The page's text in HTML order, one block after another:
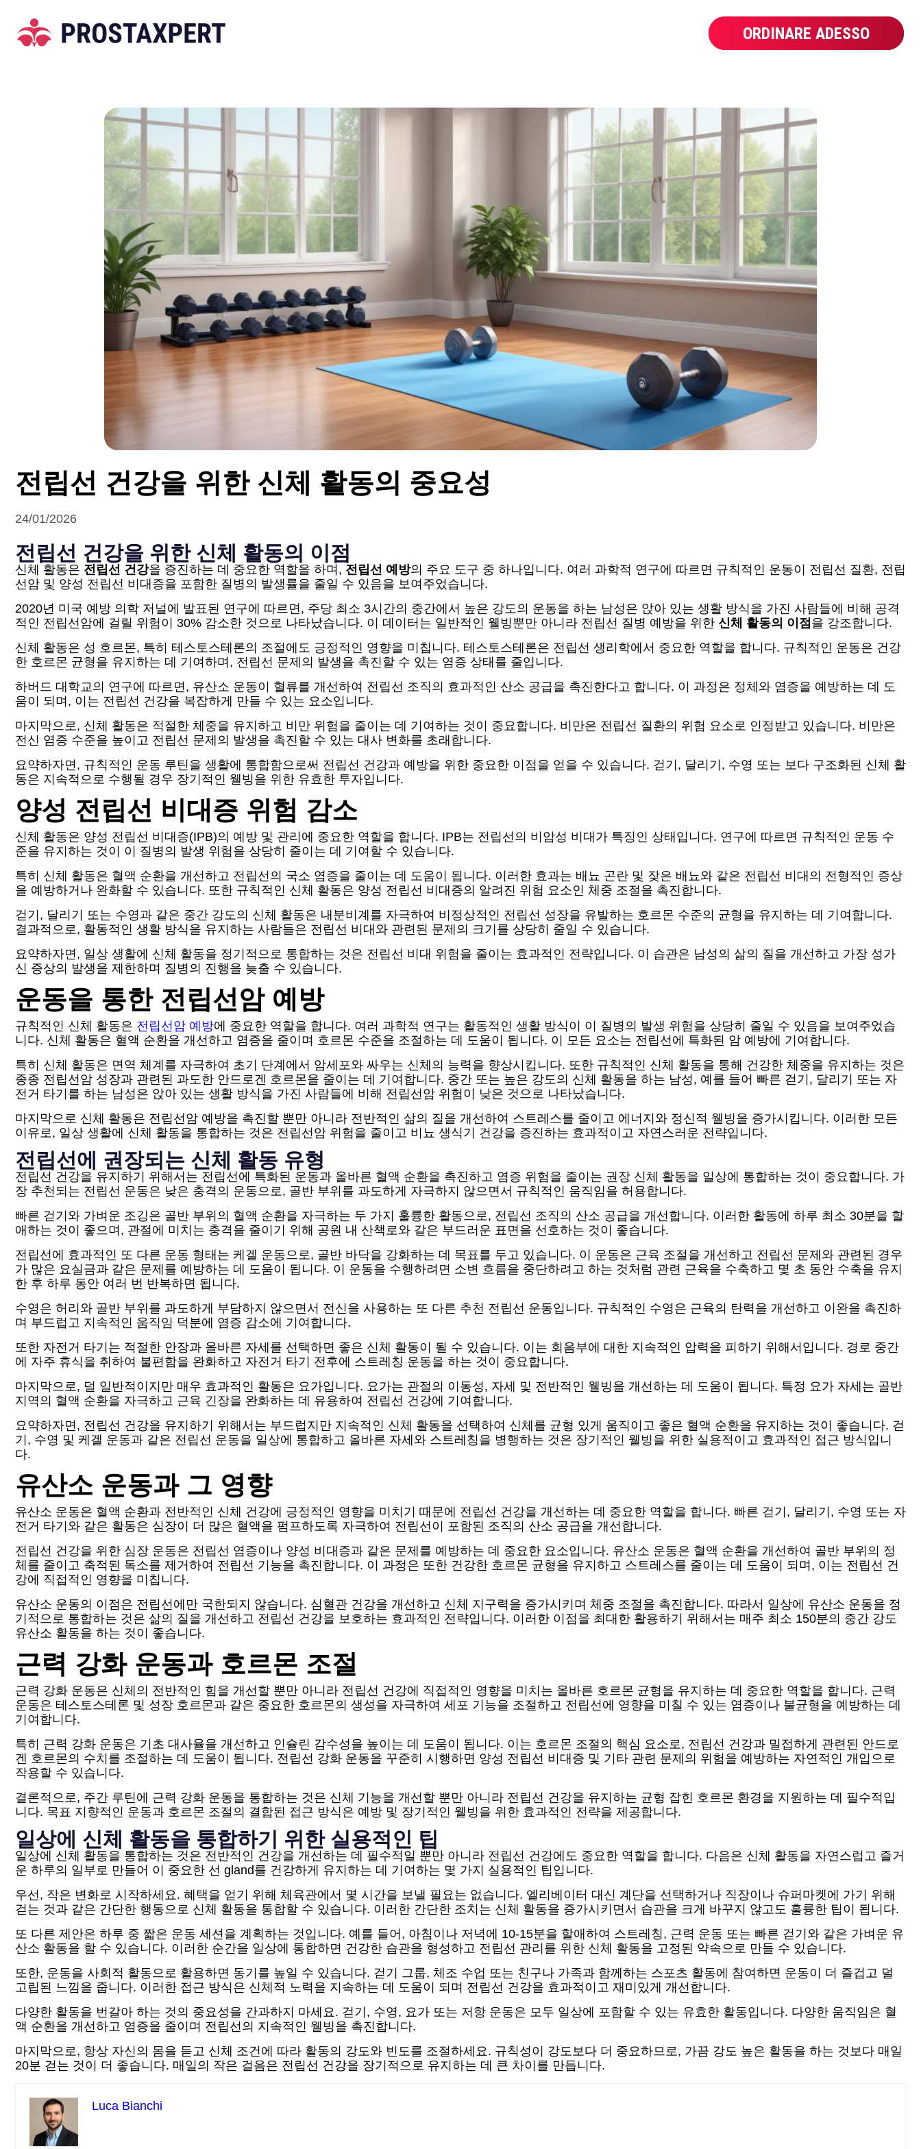
ORDINARE ADESSO
전립선 건강을 위한 신체 활동의 중요성
24/01/2026
전립선 건강을 위한 신체 활동의 이점
신체 활동은 전립선 건강을 증진하는 데 중요한 역할을 하며, 전립선 예방의 주요 도구 중 하나입니다. 여러 과학적 연구에 따르면 규칙적인 운동이 전립선 질환, 전립
선암 및 양성 전립선 비대증을 포함한 질병의 발생률을 줄일 수 있음을 보여주었습니다.
2020년 미국 예방 의학 저널에 발표된 연구에 따르면, 주당 최소 3시간의 중간에서 높은 강도의 운동을 하는 남성은 앉아 있는 생활 방식을 가진 사람들에 비해 공격
적인 전립선암에 걸릴 위험이 30% 감소한 것으로 나타났습니다. 이 데이터는 일반적인 웰빙뿐만 아니라 전립선 질병 예방을 위한 신체 활동의 이점 을 강조합니다.
신체 활동은 성 호르몬, 특히 테스토스테론의 조절에도 긍정적인 영향을 미칩니다. 테스토스테론은 전립선 생리학에서 중요한 역할을 합니다. 규칙적인 운동은 건강
한 호르몬 균형을 유지하는 데 기여하며, 전립선 문제의 발생을 촉진할 수 있는 염증 상태를 줄입니다.
하버드 대학교의 연구에 따르면, 유산소 운동이 혈류를 개선하여 전립선 조직의 효과적인 산소 공급을 촉진한다고 합니다. 이 과정은 정체와 염증을 예방하는 데 도
움이 되며, 이는 전립선 건강을 복잡하게 만들 수 있는 요소입니다.
마지막으로, 신체 활동은 적절한 체중을 유지하고 비만 위험을 줄이는 데 기여하는 것이 중요합니다. 비만은 전립선 질환의 위험 요소로 인정받고 있습니다. 비만은
전신 염증 수준을 높이고 전립선 문제의 발생을 촉진할 수 있는 대사 변화를 초래합니다.
요약하자면, 규칙적인 운동 루틴을 생활에 통합함으로써 전립선 건강과 예방을 위한 중요한 이점을 얻을 수 있습니다. 걷기, 달리기, 수영 또는 보다 구조화된 신체 활
동은 지속적으로 수행될 경우 장기적인 웰빙을 위한 유효한 투자입니다.
양성 전립선 비대증 위험 감소
신체 활동은 양성 전립선 비대증(IPB)의 예방 및 관리에 중요한 역할을 합니다. IPB는 전립선의 비암성 비대가 특징인 상태입니다. 연구에 따르면 규칙적인 운동 수
준을 유지하는 것이 이 질병의 발생 위험을 상당히 줄이는 데 기여할 수 있습니다.
특히 신체 활동은 혈액 순환을 개선하고 전립선의 국소 염증을 줄이는 데 도움이 됩니다. 이러한 효과는 배뇨 곤란 및 잦은 배뇨와 같은 전립선 비대의 전형적인 증상
을 예방하거나 완화할 수 있습니다. 또한 규칙적인 신체 활동은 양성 전립선 비대증의 알려진 위험 요소인 체중 조절을 촉진합니다.
걷기, 달리기 또는 수영과 같은 중간 강도의 신체 활동은 내분비계를 자극하여 비정상적인 전립선 성장을 유발하는 호르몬 수준의 균형을 유지하는 데 기여합니다.
결과적으로, 활동적인 생활 방식을 유지하는 사람들은 전립선 비대와 관련된 문제의 크기를 상당히 줄일 수 있습니다.
요약하자면, 일상 생활에 신체 활동을 정기적으로 통합하는 것은 전립선 비대 위험을 줄이는 효과적인 전략입니다. 이 습관은 남성의 삶의 질을 개선하고 가장 성가
신 증상의 발생을 제한하며 질병의 진행을 늦출 수 있습니다.
운동을 통한 전립선암 예방
규칙적인 신체 활동은 전립선암 예방에 중요한 역할을 합니다. 여러 과학적 연구는 활동적인 생활 방식이 이 질병의 발생 위험을 상당히 줄일 수 있음을 보여주었습
니다. 신체 활동은 혈액 순환을 개선하고 염증을 줄이며 호르몬 수준을 조절하는 데 도움이 됩니다. 이 모든 요소는 전립선에 특화된 암 예방에 기여합니다.
특히 신체 활동은 면역 체계를 자극하여 초기 단계에서 암세포와 싸우는 신체의 능력을 향상시킵니다. 또한 규칙적인 신체 활동을 통해 건강한 체중을 유지하는 것은
종종 전립선암 성장과 관련된 과도한 안드로겐 호르몬을 줄이는 데 기여합니다. 중간 또는 높은 강도의 신체 활동을 하는 남성, 예를 들어 빠른 걷기, 달리기 또는 자
전거 타기를 하는 남성은 앉아 있는 생활 방식을 가진 사람들에 비해 전립선암 위험이 낮은 것으로 나타났습니다.
마지막으로 신체 활동은 전립선암 예방을 촉진할 뿐만 아니라 전반적인 삶의 질을 개선하여 스트레스를 줄이고 에너지와 정신적 웰빙을 증가시킵니다. 이러한 모든
이유로, 일상 생활에 신체 활동을 통합하는 것은 전립선암 위험을 줄이고 비뇨 생식기 건강을 증진하는 효과적이고 자연스러운 전략입니다.
전립선에 권장되는 신체 활동 유형
전립선 건강을 유지하기 위해서는 전립선에 특화된 운동과 올바른 혈액 순환을 촉진하고 염증 위험을 줄이는 권장 신체 활동을 일상에 통합하는 것이 중요합니다. 가
장 추천되는 전립선 운동은 낮은 충격의 운동으로, 골반 부위를 과도하게 자극하지 않으면서 규칙적인 움직임을 허용합니다.
빠른 걷기와 가벼운 조깅은 골반 부위의 혈액 순환을 자극하는 두 가지 훌륭한 활동으로, 전립선 조직의 산소 공급을 개선합니다. 이러한 활동에 하루 최소 30분을 할
애하는 것이 좋으며, 관절에 미치는 충격을 줄이기 위해 공원 내 산책로와 같은 부드러운 표면을 선호하는 것이 좋습니다.
전립선에 효과적인 또 다른 운동 형태는 케겔 운동으로, 골반 바닥을 강화하는 데 목표를 두고 있습니다. 이 운동은 근육 조절을 개선하고 전립선 문제와 관련된 경우
가 많은 요실금과 같은 문제를 예방하는 데 도움이 됩니다. 이 운동을 수행하려면 소변 흐름을 중단하려고 하는 것처럼 관련 근육을 수축하고 몇 초 동안 수축을 유지
한 후 하루 동안 여러 번 반복하면 됩니다.
수영은 허리와 골반 부위를 과도하게 부담하지 않으면서 전신을 사용하는 또 다른 추천 전립선 운동입니다. 규칙적인 수영은 근육의 탄력을 개선하고 이완을 촉진하
며 부드럽고 지속적인 움직임 덕분에 염증 감소에 기여합니다.
또한 자전거 타기는 적절한 안장과 올바른 자세를 선택하면 좋은 신체 활동이 될 수 있습니다. 이는 회음부에 대한 지속적인 압력을 피하기 위해서입니다. 경로 중간
에 자주 휴식을 취하여 불편함을 완화하고 자전거 타기 전후에 스트레칭 운동을 하는 것이 중요합니다.
마지막으로, 덜 일반적이지만 매우 효과적인 활동은 요가입니다. 요가는 관절의 이동성, 자세 및 전반적인 웰빙을 개선하는 데 도움이 됩니다. 특정 요가 자세는 골반
지역의 혈액 순환을 자극하고 근육 긴장을 완화하는 데 유용하여 전립선 건강에 기여합니다.
요약하자면, 전립선 건강을 유지하기 위해서는 부드럽지만 지속적인 신체 활동을 선택하여 신체를 균형 있게 움직이고 좋은 혈액 순환을 유지하는 것이 좋습니다. 걷
기, 수영 및 케겔 운동과 같은 전립선 운동을 일상에 통합하고 올바른 자세와 스트레칭을 병행하는 것은 장기적인 웰빙을 위한 실용적이고 효과적인 접근 방식입니
다.
유산소 운동과 그 영향
유산소 운동은 혈액 순환과 전반적인 신체 건강에 긍정적인 영향을 미치기 때문에 전립선 건강을 개선하는 데 중요한 역할을 합니다. 빠른 걷기, 달리기, 수영 또는 자
전거 타기와 같은 활동은 심장이 더 많은 혈액을 펌프하도록 자극하여 전립선이 포함된 조직의 산소 공급을 개선합니다.
전립선 건강을 위한 심장 운동은 전립선 염증이나 양성 비대증과 같은 문제를 예방하는 데 중요한 요소입니다. 유산소 운동은 혈액 순환을 개선하여 골반 부위의 정
체를 줄이고 축적된 독소를 제거하여 전립선 기능을 촉진합니다. 이 과정은 또한 건강한 호르몬 균형을 유지하고 스트레스를 줄이는 데 도움이 되며, 이는 전립선 건
강에 직접적인 영향을 미칩니다.
유산소 운동의 이점은 전립선에만 국한되지 않습니다. 심혈관 건강을 개선하고 신체 지구력을 증가시키며 체중 조절을 촉진합니다. 따라서 일상에 유산소 운동을 정
기적으로 통합하는 것은 삶의 질을 개선하고 전립선 건강을 보호하는 효과적인 전략입니다. 이러한 이점을 최대한 활용하기 위해서는 매주 최소 150분의 중간 강도
유산소 활동을 하는 것이 좋습니다.
근력 강화 운동과 호르몬 조절
근력 강화 운동은 신체의 전반적인 힘을 개선할 뿐만 아니라 전립선 건강에 직접적인 영향을 미치는 올바른 호르몬 균형을 유지하는 데 중요한 역할을 합니다. 근력
운동은 테스토스테론 및 성장 호르몬과 같은 중요한 호르몬의 생성을 자극하여 세포 기능을 조절하고 전립선에 영향을 미칠 수 있는 염증이나 불균형을 예방하는 데
기여합니다.
특히 근력 강화 운동은 기초 대사율을 개선하고 인슐린 감수성을 높이는 데 도움이 됩니다. 이는 호르몬 조절의 핵심 요소로, 전립선 건강과 밀접하게 관련된 안드로
겐 호르몬의 수치를 조절하는 데 도움이 됩니다. 전립선 강화 운동을 꾸준히 시행하면 양성 전립선 비대증 및 기타 관련 문제의 위험을 예방하는 자연적인 개입으로
작용할 수 있습니다.
결론적으로, 주간 루틴에 근력 강화 운동을 통합하는 것은 신체 기능을 개선할 뿐만 아니라 전립선 건강을 유지하는 균형 잡힌 호르몬 환경을 지원하는 데 필수적입
니다. 목표 지향적인 운동과 호르몬 조절의 결합된 접근 방식은 예방 및 장기적인 웰빙을 위한 효과적인 전략을 제공합니다.
일상에 신체 활동을 통합하기 위한 실용적인 팁
일상에 신체 활동을 통합하는 것은 전반적인 건강을 개선하는 데 필수적일 뿐만 아니라 전립선 건강에도 중요한 역할을 합니다. 다음은 신체 활동을 자연스럽고 즐거
운 하루의 일부로 만들어 이 중요한 선 gland를 건강하게 유지하는 데 기여하는 몇 가지 실용적인 팁입니다.
우선, 작은 변화로 시작하세요. 혜택을 얻기 위해 체육관에서 몇 시간을 보낼 필요는 없습니다. 엘리베이터 대신 계단을 선택하거나 직장이나 슈퍼마켓에 가기 위해
걷는 것과 같은 간단한 행동으로 신체 활동을 통합할 수 있습니다. 이러한 간단한 조치는 신체 활동을 증가시키면서 습관을 크게 바꾸지 않고도 훌륭한 팁이 됩니다.
또 다른 제안은 하루 중 짧은 운동 세션을 계획하는 것입니다. 예를 들어, 아침이나 저녁에 10-15분을 할애하여 스트레칭, 근력 운동 또는 빠른 걷기와 같은 가벼운 유
산소 활동을 할 수 있습니다. 이러한 순간을 일상에 통합하면 건강한 습관을 형성하고 전립선 관리를 위한 신체 활동을 고정된 약속으로 만들 수 있습니다.
또한, 운동을 사회적 활동으로 활용하면 동기를 높일 수 있습니다. 걷기 그룹, 체조 수업 또는 친구나 가족과 함께하는 스포츠 활동에 참여하면 운동이 더 즐겁고 덜
고립된 느낌을 줍니다. 이러한 접근 방식은 신체적 노력을 지속하는 데 도움이 되며 전립선 건강을 효과적이고 재미있게 개선합니다.
다양한 활동을 번갈아 하는 것의 중요성을 간과하지 마세요. 걷기, 수영, 요가 또는 저항 운동은 모두 일상에 포함할 수 있는 유효한 활동입니다. 다양한 움직임은 혈
액 순환을 개선하고 염증을 줄이며 전립선의 지속적인 웰빙을 촉진합니다.
마지막으로, 항상 자신의 몸을 듣고 신체 조건에 따라 활동의 강도와 빈도를 조절하세요. 규칙성이 강도보다 더 중요하므로, 가끔 강도 높은 활동을 하는 것보다 매일
20분 걷는 것이 더 좋습니다. 매일의 작은 걸음은 전립선 건강을 장기적으로 유지하는 데 큰 차이를 만듭니다.
Luca Bianchi